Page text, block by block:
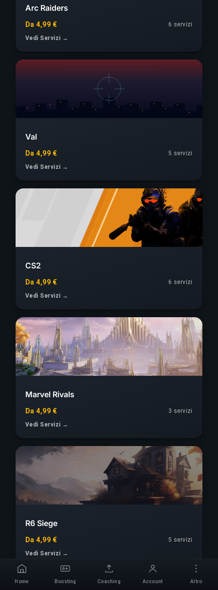
Arc Raiders
Da 4,99 €
6 servizi
Vedi Servizi →
Val
Da 4,99 €
5 servizi
Vedi Servizi →
CS2
Da 4,99 €
6 servizi
Vedi Servizi →
Marvel Rivals
Da 4,99 €
3 servizi
Vedi Servizi →
R6 Siege
Da 4,99 €
5 servizi
Vedi Servizi →
Home Boosting Coaching Account Altro